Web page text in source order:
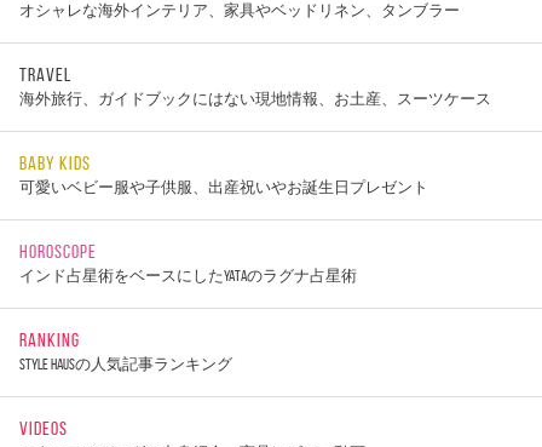
オシャレな海外インテリア、家具やベッドリネン、タンブラー
TRAVEL
海外旅行、ガイドブックにはない現地情報、お土産、スーツケース
BABY KIDS
可愛いベビー服や子供服、出産祝いやお誕生日プレゼント
HOROSCOPE
インド占星術をベースにしたYATAのラグナ占星術
RANKING
STYLE HAUSの人気記事ランキング
VIDEOS